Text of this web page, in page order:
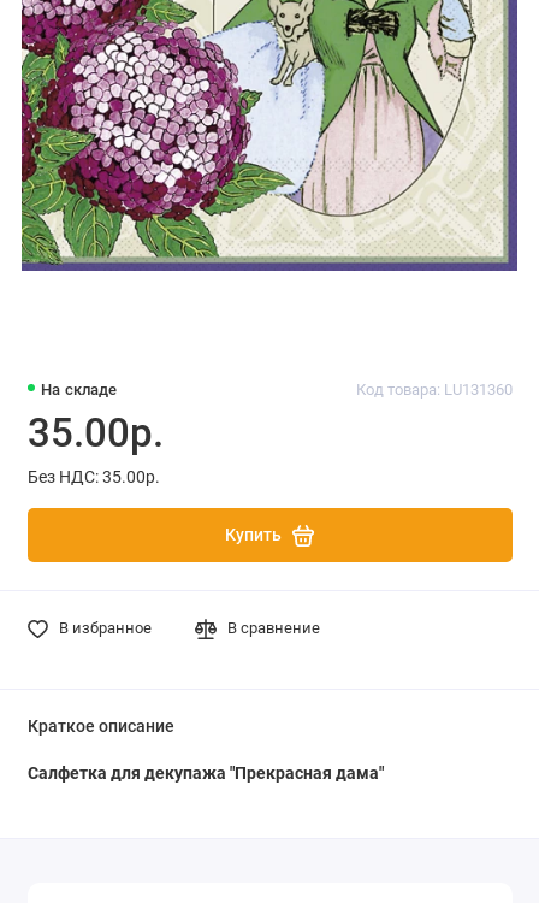
На складе Код товара: LU131360
35.00р.
Без НДС: 35.00р.
Купить
В избранное В сравнение
Краткое описание
Салфетка для декупажа "Прекрасная дама"